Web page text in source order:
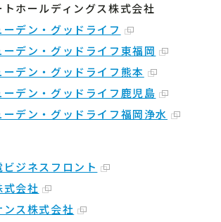
ホールディングス株式会社
デン・グッドライフ
デン・グッドライフ東福岡
デン・グッドライフ熊本
デン・グッドライフ鹿児島
デン・グッドライフ福岡浄水
ジネスフロント
式会社
ス株式会社